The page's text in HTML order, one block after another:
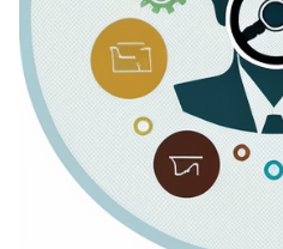
debe
de
tener
un
Analista
de
Sistemas?